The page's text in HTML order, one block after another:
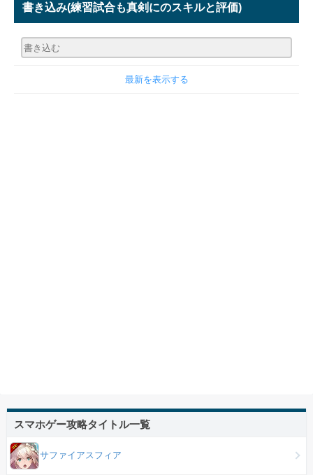
書き込み(練習試合も真剣にのスキルと評価)
最新を表示する
スマホゲー攻略タイトル一覧
サファイアスフィア